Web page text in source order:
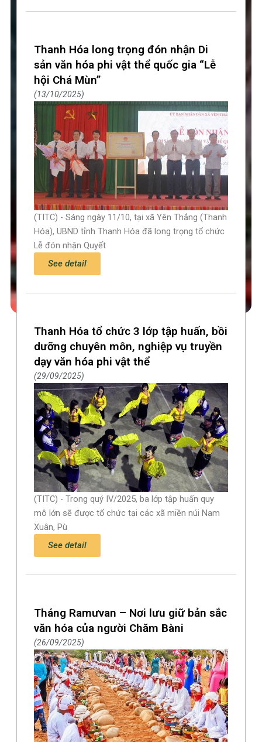
Thanh Hóa long trọng đón nhận Di
sản văn hóa phi vật thể quốc gia “Lễ
hội Chá Mùn”
13/10/2025
(TITC) - Sáng ngày 11/10, tại xã Yên Thắng (Thanh
Hóa), UBND tỉnh Thanh Hóa đã long trọng tổ chức
Lễ đón nhận Quyết
See detail
Thanh Hóa tổ chức 3 lớp tập huấn, bồi
dưỡng chuyên môn, nghiệp vụ truyền
dạy văn hóa phi vật thể
29/09/2025
(TITC) - Trong quý IV/2025, ba lớp tập huấn quy
mô lớn sẽ được tổ chức tại các xã miền núi Nam
Xuân, Pù
See detail
Tháng Ramưvan – Nơi lưu giữ bản sắc
văn hóa của người Chăm Bàni
26/09/2025